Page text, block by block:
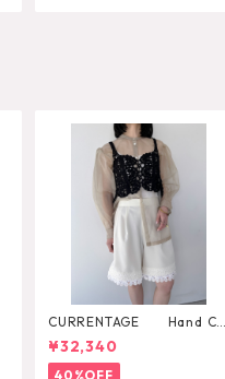
CURRENTAGE Hand Cr
ochet Bustier
¥32,340
40%OFF